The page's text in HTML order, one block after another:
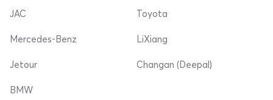
JAC
Mercedes-Benz
Jetour
Toyota
LiXiang
Changan (Deepal)
BMW